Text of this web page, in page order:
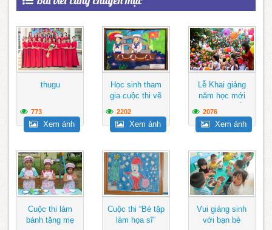
thugu
773
Xem ảnh
Học sinh tham
gia cuộc thi vẽ
biển Đông
2202
Xem ảnh
Lễ Khai giảng
năm học mới
gọn, vui...
2076
Xem ảnh
Cuộc thi làm
bánh tặng mẹ
Cuộc thi “Bé tập
làm họa sĩ”
Vui giáng sinh
với bạn bè